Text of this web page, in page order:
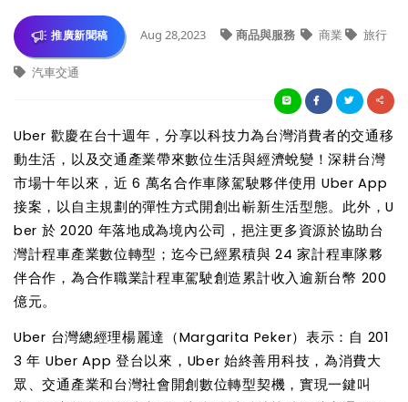
推廣新聞稿 Aug 28,2023 商品與服務 商業 旅行
汽車交通
Uber 歡慶在台十週年，分享以科技力為台灣消費者的交通移
動生活，以及交通產業帶來數位生活與經濟蛻變！深耕台灣
市場十年以來，近 6 萬名合作車隊駕駛夥伴使用 Uber App
接案，以自主規劃的彈性方式開創出嶄新生活型態。此外，U
ber 於 2020 年落地成為境內公司，挹注更多資源於協助台
灣計程車產業數位轉型；迄今已經累積與 24 家計程車隊夥
伴合作，為合作職業計程車駕駛創造累計收入逾新台幣 200
億元。
Uber 台灣總經理楊麗達（Margarita Peker）表示：自 201
3 年 Uber App 登台以來，Uber 始終善用科技，為消費大
眾、交通產業和台灣社會開創數位轉型契機，實現一鍵叫